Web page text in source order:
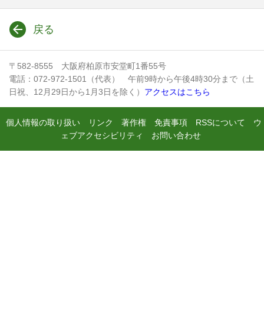
戻る
〒582-8555 大阪府柏原市安堂町1番55号
電話：072-972-1501（代表） 午前9時から午後4時30分まで（土
日祝、12月29日から1月3日を除く） アクセスはこちら
個人情報の取り扱い リンク 著作権 免責事項 RSSについて
ウ
ェブアクセシビリティ
お問い合わせ